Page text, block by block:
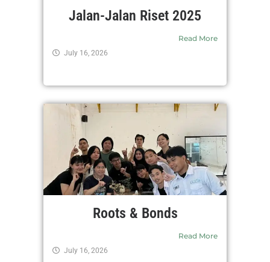
Jalan-Jalan Riset 2025
Read More
July 16, 2026
Roots & Bonds
Read More
July 16, 2026